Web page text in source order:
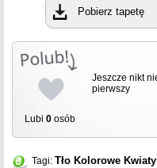
Pobierz tapetę
Lubi 0 osób
Jeszcze nikt
pierwszy
Tagi: Tło Kolorowe Kwiaty